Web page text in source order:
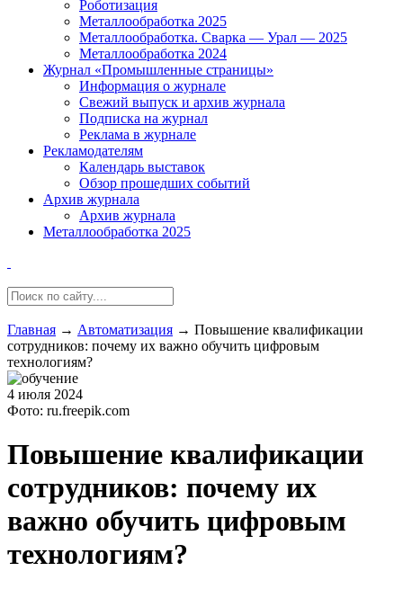
Роботизация
Металлообработка 2025
Металлообработка. Сварка — Урал — 2025
Металлообработка 2024
Журнал «Промышленные страницы»
Информация о журнале
Свежий выпуск и архив журнала
Подписка на журнал
Реклама в журнале
Рекламодателям
Календарь выставок
Обзор прошедших событий
Архив журнала
Архив журнала
Металлообработка 2025
Главная → Автоматизация → Повышение квалификации
сотрудников: почему их важно обучить цифровым
технологиям?
4 июля 2024
Фото: ru.freepik.com
Повышение квалификации
сотрудников: почему их
важно обучить цифровым
технологиям?